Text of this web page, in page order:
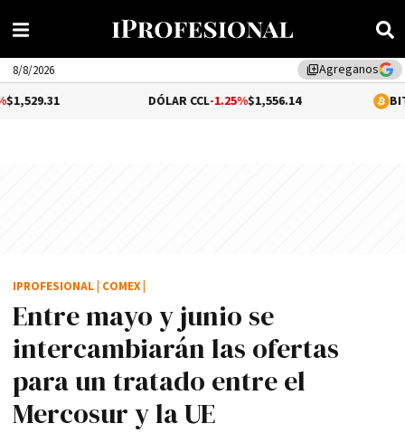
library_addAgreganos
8/8/2026
DÓLAR CCL-1.25%$1,556.14 BITCOIN
Entre mayo y junio se
intercambiarán las ofertas
para un tratado entre el
Mercosur y la UE
IPROFESIONAL COMEX